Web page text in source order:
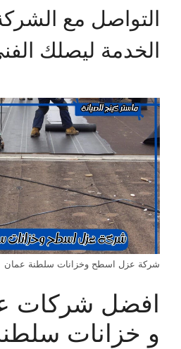
التواصل مع
الخدمة ليصلك
شركة عزل اسطح وخزانات سلطنة عمان
افضل شركات
و خزانات